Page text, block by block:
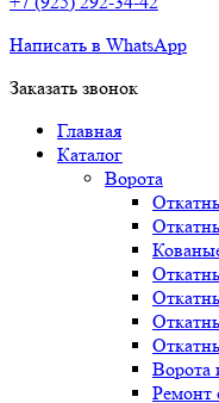
Написать в WhatsApp
Заказать звонок
Главная
Каталог
Ворота
Ворота
Ремонт